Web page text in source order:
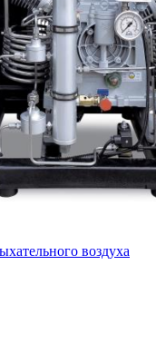
воздуха